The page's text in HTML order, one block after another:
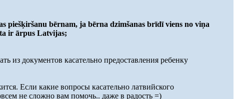
piešķiršanu bērnam, ja bērna dzimšanas brīdī viens no viņa
ir ārpus Latvijas;
из документов касательно предоставления ребенку
Если какие вопросы касательно латвийского
не сложно вам помочь.. даже в радость =)